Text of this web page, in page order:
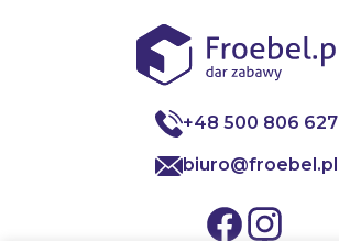
+48 500 806 627
biuro@froebel.pl